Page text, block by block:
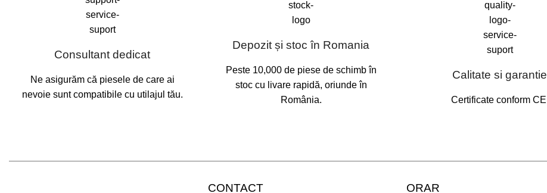
Consultant dedicat
Ne asigurăm că piesele de care ai
nevoie sunt compatibile cu utilajul tău.
Depozit și stoc în Romania
Peste 10,000 de piese de schimb în
stoc cu livare rapidă, oriunde în
România.
Calitate si garantie
Certificate conform
CONTACT ORAR